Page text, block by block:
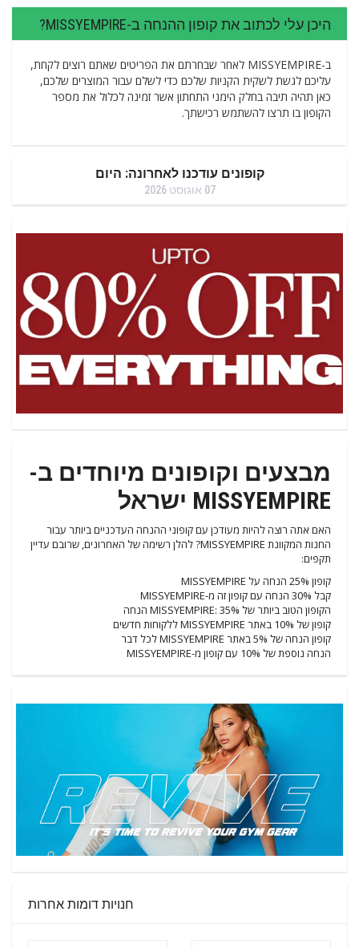
היכן עלי לכתוב את קופון ההנחה ב-MISSYEMPIRE?
ב-MISSYEMPIRE לאחר שבחרתם את הפריטים שאתם רוצים לקחת,
עליכם לגשת לשקית הקניות שלכם כדי לשלם עבור המוצרים שלכם,
כאן תהיה תיבה בחלק הימני התחתון אשר זמינה לכלול את מספר
הקופון בו תרצו להשתמש רכישתך.
קופונים עודכנו לאחרונה: היום
07 אוגוסט 2026
מבצעים וקופונים מיוחדים ב-
MISSYEMPIRE ישראל
האם אתה רוצה להיות מעודכן עם קופוני ההנחה העדכניים ביותר עבור
החנות המקוונת MISSYEMPIRE? להלן רשימה של האחרונים, שרובם עדיין
תקפים:
קופון 25% הנחה על MISSYEMPIRE
קבל 30% הנחה עם קופון זה מ-MISSYEMPIRE
הקופון הטוב ביותר של MISSYEMPIRE: 35% הנחה
קופון של 10% באתר MISSYEMPIRE ללקוחות חדשים
קופון הנחה של 5% באתר MISSYEMPIRE לכל דבר
הנחה נוספת של 10% עם קופון מ-MISSYEMPIRE
חנויות דומות אחרות